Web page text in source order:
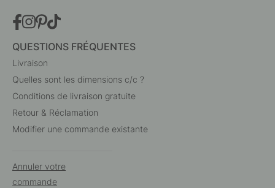
QUESTIONS FRÉQUENTES
Livraison
Quelles sont les dimensions c/c ?
Conditions de livraison gratuite
Retour & Réclamation
Modifier une commande existante
Annuler votre
commande